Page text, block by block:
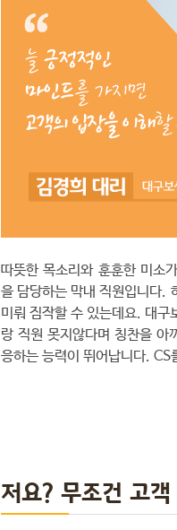
따뜻한 목소리와 훈훈한 미소
을 담당하는 막내 직원입니다.
미뤄 짐작할 수 있는데요. 대구
랑 직원 못지않다며 칭찬을 아
응하는 능력이 뛰어납니다. CS
저요? 무조건 고